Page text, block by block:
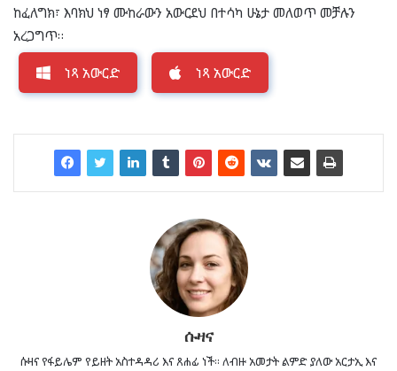
ከፈለግክ፣ እባክህ ነፃ ሙከራውን አውርደህ በተሳካ ሁኔታ መለወጥ መቻሉን
አረጋግጥ።
ነጻ አውርድ ነጻ አውርድ
ሱዛና
ሱዛና የፋይሌም የይዘት አስተዳዳሪ እና ጸሐፊ ነች። ለብዙ አመታት ልምድ ያለው አርታኢ እና